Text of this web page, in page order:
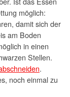
möglich:
damit sich der
am Boden
in einen
Stellen.
.
noch einmal zu